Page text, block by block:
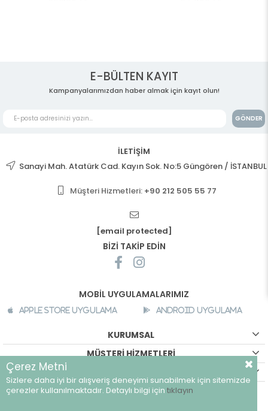
E-BÜLTEN KAYIT
Kampanyalarımızdan haber almak için kayıt olun!
GÖNDER
İLETİŞİM
Sanayi Mah. Atatürk Cad. Kayın Sok. No:5 Güngören / İSTANBUL
Müşteri Hizmetleri: +90 212 505 55 77
[email protected]
BİZİ TAKİP EDİN
MOBİL UYGULAMALARIMIZ
Apple Store Uygulama Android Uygulama
KURUMSAL
MÜŞTERİ HİZMETLERİ
©breeze.com.tr - Tüm hakları saklıdır.
Çerez Metni
Sizlere daha iyi bir alışveriş deneyimi sunabilmek için sitemizde
çerezler kullanılmaktadır. Detaylı bilgi için tıklayın